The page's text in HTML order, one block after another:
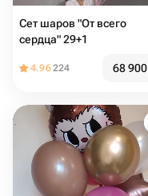
Сет шаров "От всего
сердца" 29+1
4.96224 68 900